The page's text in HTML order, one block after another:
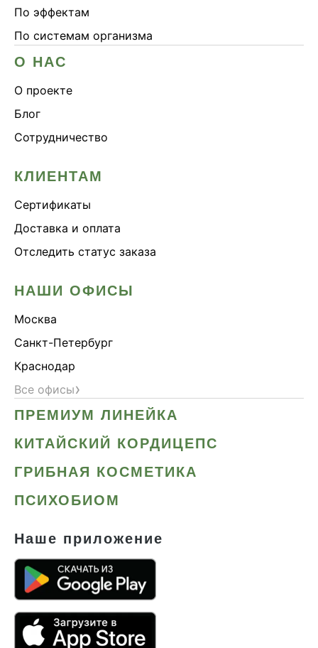
По эффектам
По системам организма
О НАС
О проекте
Блог
Сотрудничество
КЛИЕНТАМ
Сертификаты
Доставка и оплата
Отследить статус заказа
НАШИ ОФИСЫ
Москва
Санкт-Петербург
Краснодар
Все офисы›
ПРЕМИУМ ЛИНЕЙКА
КИТАЙСКИЙ КОРДИЦЕПС
ГРИБНАЯ КОСМЕТИКА
ПСИХОБИОМ
Наше приложение